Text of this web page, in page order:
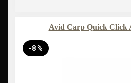
Avid Carp Quick Click
-8 %